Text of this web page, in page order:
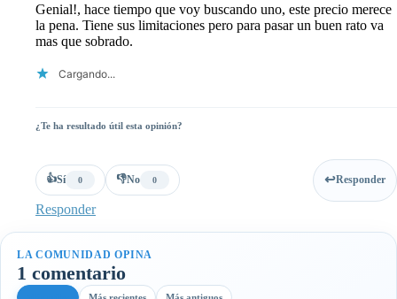
Genial!, hace tiempo que voy buscando uno, este precio merece
la pena. Tiene sus limitaciones pero para pasar un buen rato va
mas que sobrado.
Cargando...
¿Te ha resultado útil esta opinión?
👍Sí 0 👎No 0 Responder
Responder
LA COMUNIDAD OPINA
1 comentario